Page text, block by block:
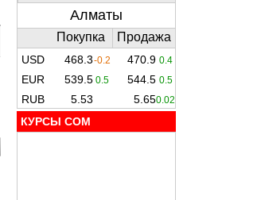
КУРСЫ COM